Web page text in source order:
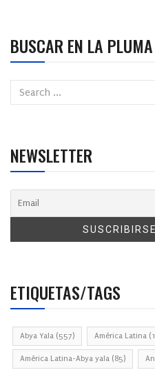
BUSCAR EN LA PLUMA
NEWSLETTER
ETIQUETAS/TAGS
Abya Yala (557) América Latina
América Latina-Abya yala (85)